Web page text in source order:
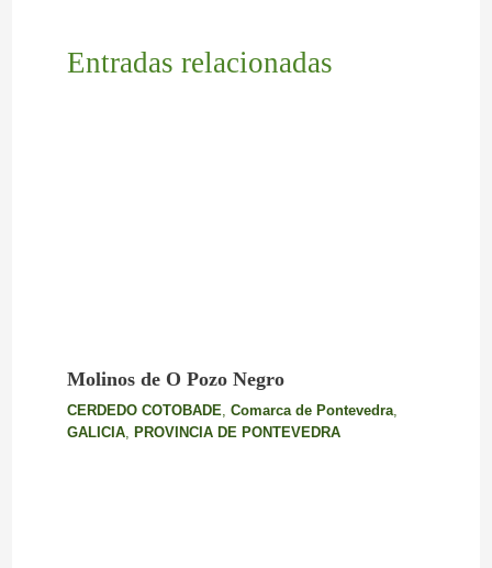
Entradas relacionadas
Molinos de O Pozo Negro
CERDEDO COTOBADE, Comarca de Pontevedra,
GALICIA, PROVINCIA DE PONTEVEDRA